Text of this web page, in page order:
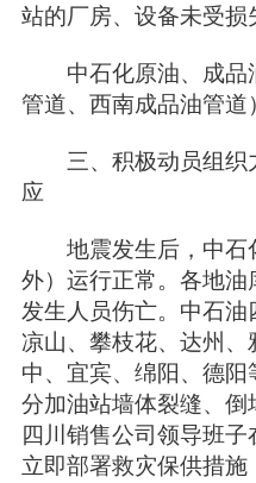
站的厂房、设备未受损
中石化原油、成品
管道、西南成品油管道
三、积极动员组织
应
地震发生后，中石
外）运行正常。各地
发生人员伤亡。中石油
凉山、攀枝花、达州
中、宜宾、绵阳、德
分加油站墙体裂缝、倒
四川销售公司领导班子
立即部署救灾保供措施